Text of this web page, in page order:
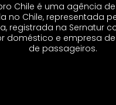
Chile é uma agência
no Chile, representada
registrada na Sernatur
doméstico e empresa
de passageiros.